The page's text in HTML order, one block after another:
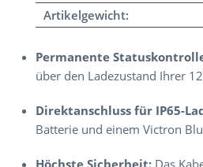
Artikelgewicht:
Permanente
über den Ladezustand Ihrer
Direktanschluss für IP65-
Batterie und einem Victron